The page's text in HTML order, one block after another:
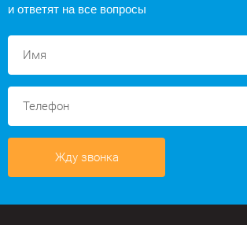
и ответят на все вопросы
Жду звонка